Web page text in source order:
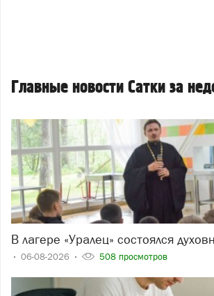
Главные новости Сатки за
В лагере «Уралец» состоялся
06-08-2026 508 просмотров